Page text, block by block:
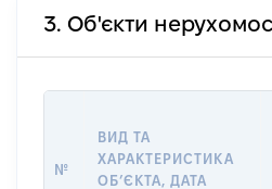
3. Об'єкти
№
ВИД ТА
ХАРАКТЕРИСТИКА
ОБʼЄКТА, ДАТА